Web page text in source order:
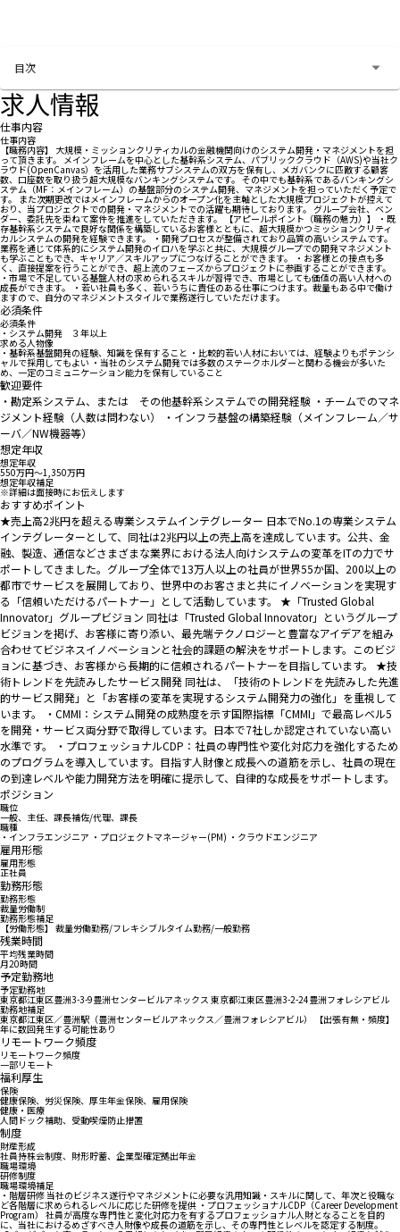
目次
求人情報
仕事内容
仕事内容
【職務内容】 大規模・ミッションクリティカルの金融機関向けのシステム開発・マネジメントを担
って頂きます。 メインフレームを中心とした基幹系システム、パブリッククラウド（AWS)や当社ク
ラウド(OpenCanvas）を活用した業務サブシステムの双方を保有し、メガバンクに匹敵する顧客
数、口座数を取り扱う超大規模なバンキングシステムです。 その中でも基幹系であるバンキングシ
ステム（MF：メインフレーム）の基盤部分のシステム開発、マネジメントを担っていただく予定で
す。 また次期更改ではメインフレームからのオープン化を主軸とした大規模プロジェクトが控えて
おり、当プロジェクトでの開発・マネジメントでの活躍も期待しております。 グループ会社、ベン
ダー、委託先を束ねて案件を推進をしていただきます。 【アピールポイント（職務の魅力）】 ・既
存基幹系システムで良好な関係を構築しているお客様とともに、超大規模かつミッションクリティ
カルシステムの開発を経験できます。 ・開発プロセスが整備されており品質の高いシステムです。
業務を通じて体系的にシステム開発のイロハを学ぶと共に、大規模グループでの開発マネジメント
も学ぶこともでき、キャリア／スキルアップにつなげることができます。 ・お客様との接点も多
く、直接提案を行うことができ、超上流のフェーズからプロジェクトに参画することができます。
・市場で不足している基盤人材の求められるスキルが習得でき、市場としても価値の高い人材への
成長ができます。 ・若い社員も多く、若いうちに責任のある仕事につけます。裁量もある中で働け
ますので、自分のマネジメントスタイルで業務遂行していただけます。
必須条件
必須条件
・システム開発 ３年以上
求める人物像
・基幹系基盤開発の経験、知識を保有すること ・比較的若い人材においては、経験よりもポテンシ
ャルで採用してもよい ・当社のシステム開発では多数のステークホルダーと関わる機会が多いた
め、一定のコミュニケーション能力を保有していること
歓迎要件
・勘定系システム、または その他基幹系システムでの開発経験 ・チームでのマネ
ジメント経験（人数は問わない） ・インフラ基盤の構築経験（メインフレーム／サ
ーバ／NW機器等）
想定年収
想定年収
550万円〜1,350万円
想定年収補足
※詳細は面接時にお伝えします
おすすめポイント
★売上高2兆円を超える専業システムインテグレーター 日本でNo.1の専業システム
インテグレーターとして、同社は2兆円以上の売上高を達成しています。公共、金
融、製造、通信などさまざまな業界における法人向けシステムの変革をITの力でサ
ポートしてきました。グループ全体で13万人以上の社員が世界55か国、200以上の
都市でサービスを展開しており、世界中のお客さまと共にイノベーションを実現す
る「信頼いただけるパートナー」として活動しています。 ★「Trusted Global
Innovator」グループビジョン 同社は「Trusted Global Innovator」というグループ
ビジョンを掲げ、お客様に寄り添い、最先端テクノロジーと豊富なアイデアを組み
合わせてビジネスイノベーションと社会的課題の解決をサポートします。このビジ
ョンに基づき、お客様から長期的に信頼されるパートナーを目指しています。 ★技
術トレンドを先読みしたサービス開発 同社は、「技術のトレンドを先読みした先進
的サービス開発」と「お客様の変革を実現するシステム開発力の強化」を重視して
います。 ・CMMI：システム開発の成熟度を示す国際指標「CMMI」で最高レベル5
を開発・サービス両分野で取得しています。日本で7社しか認定されていない高い
水準です。 ・プロフェッショナルCDP：社員の専門性や変化対応力を強化するため
のプログラムを導入しています。目指す人財像と成長への道筋を示し、社員の現在
の到達レベルや能力開発方法を明確に提示して、自律的な成長をサポートします。
ポジション
職位
一般、主任、課長補佐/代理、課長
職種
・インフラエンジニア ・プロジェクトマネージャー(PM) ・クラウドエンジニア
雇用形態
雇用形態
正社員
勤務形態
勤務形態
裁量労働制
勤務形態補足
【労働形態】 裁量労働勤務/フレキシブルタイム勤務/一般勤務
残業時間
平均残業時間
月20時間
予定勤務地
予定勤務地
東京都江東区豊洲3-3-9豊洲センタービルアネックス 東京都江東区豊洲3-2-24豊洲フォレシアビル
勤務地補足
東京都江東区／豊洲駅（豊洲センタービルアネックス／豊洲フォレシアビル） 【出張有無・頻度】
年に数回発生する可能性あり
リモートワーク頻度
リモートワーク頻度
一部リモート
福利厚生
保険
健康保険、労災保険、厚生年金保険、雇用保険
健康・医療
人間ドック補助、受動喫煙防止措置
制度
財産形成
社員持株会制度、財形貯蓄、企業型確定拠出年金
職場環境
研修制度
職場環境補足
・階層研修 当社のビジネス遂行やマネジメントに必要な汎用知識・スキルに関して、年次と役職な
ど各階層に求められるレベルに応じた研修を提供 ・プロフェッショナルCDP（Career Development
Program） 社員が高度な専門性と変化対応力を有するプロフェッショナル人財となることを目的
に、当社におけるめざすべき人財像や成長の道筋を示し、その専門性とレベルを認定する制度。